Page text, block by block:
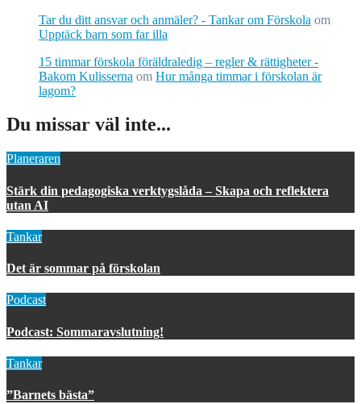
Tar du ditt ansvar och anmäler? - Tankar om Förskola om
Upptäck barn som far illa
15 timmar förskola föräldraledig – regler & rättigheter -
Bakom Kulisserna om Hur många timmar i förskolan är
lagom?
Du missar väl inte...
Planeraren
Stärk din pedagogiska verktygslåda – Skapa och reflektera
utan AI
Tankar
Det är sommar på förskolan
Podcast
Podcast: Sommaravslutning!
Tankar
”Barnets bästa”